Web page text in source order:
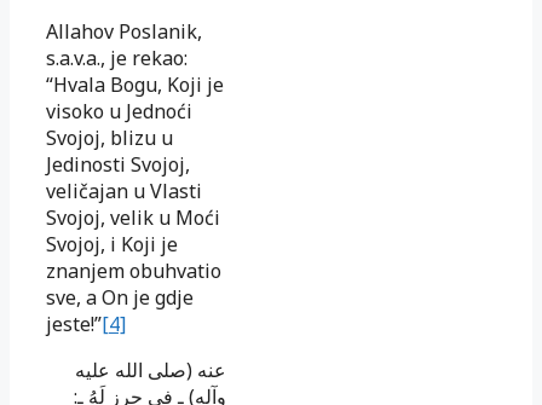
Allahov Poslanik,
s.a.v.a., je rekao:
“Hvala Bogu, Koji je
visoko u Jednoći
Svojoj, blizu u
Jedinosti Svojoj,
veličajan u Vlasti
Svojoj, velik u Moći
Svojoj, i Koji je
znanjem obuhvatio
sve, a On je gdje
jeste!”[4]
عنه (صلى الله عليه
وآله) ـ في حِرز لَهُ ـ: